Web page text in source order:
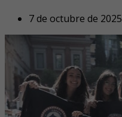
7 de octubre de 2025